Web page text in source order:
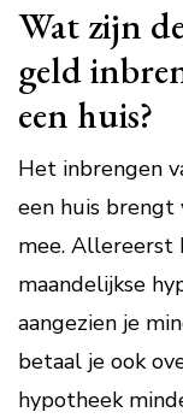
Wat zijn
geld
een huis?
Het inbrengen
een huis brengt
mee. Allereerst
maandelijkse
aangezien je
betaal je ook
hypotheek